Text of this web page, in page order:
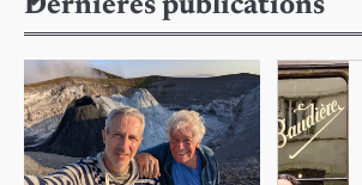
Dernières publications